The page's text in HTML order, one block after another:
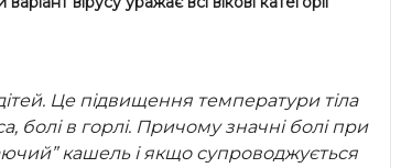
Це підвищення температури тіла
болі в горлі. Причому значні болі при
кашель і якщо супроводжується